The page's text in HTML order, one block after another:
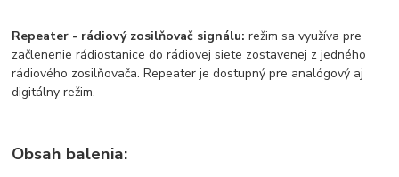
Repeater - rádiový zosilňovač signálu: režim sa využíva pre
začlenenie rádiostanice do rádiovej siete zostavenej z jedného
rádiového zosilňovača. Repeater je dostupný pre analógový aj
digitálny režim.
Obsah balenia: